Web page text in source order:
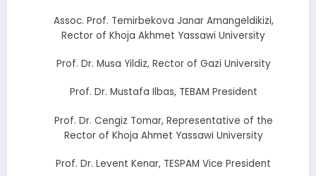
Assoc. Prof. Temirbekova Janar Amangeldikizi,
Rector of Khoja Akhmet Yassawi University
Prof. Dr. Musa Yildiz, Rector of Gazi University
Prof. Dr. Mustafa Ilbas, TEBAM President
Prof. Dr. Cengiz Tomar, Representative of the
Rector of Khoja Ahmet Yassawi University
Prof. Dr. Levent Kenar, TESPAM Vice President